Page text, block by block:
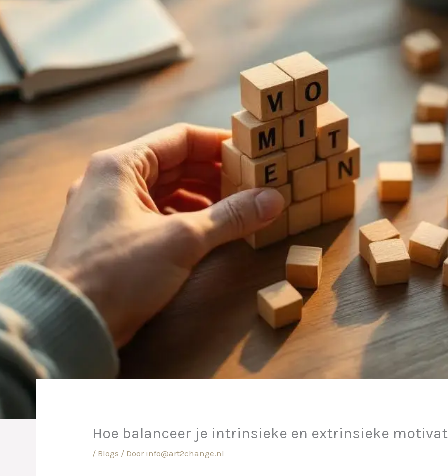
Hoe balanceer je intrinsieke en extrinsieke
/ Blogs / Door info@art2change.nl